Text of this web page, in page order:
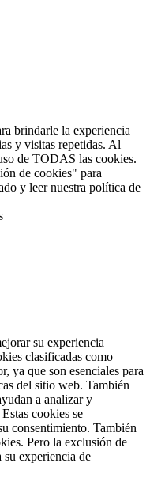
brindarle la experiencia
y visitas repetidas. Al
de TODAS las cookies.
de cookies" para
y leer nuestra política de
su experiencia
clasificadas como
ya que son esenciales para
del sitio web. También
a analizar y
cookies se
consentimiento. También
Pero la exclusión de
su experiencia de